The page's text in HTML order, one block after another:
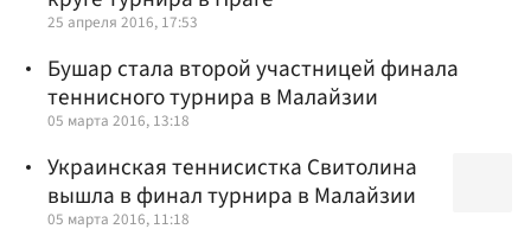
25 апреля 2016, 17:53
Бушар стала второй участницей финала
теннисного турнира в Малайзии
05 марта 2016, 13:18
Украинская теннисистка Свитолина
вышла в финал турнира в Малайзии
05 марта 2016, 11:18